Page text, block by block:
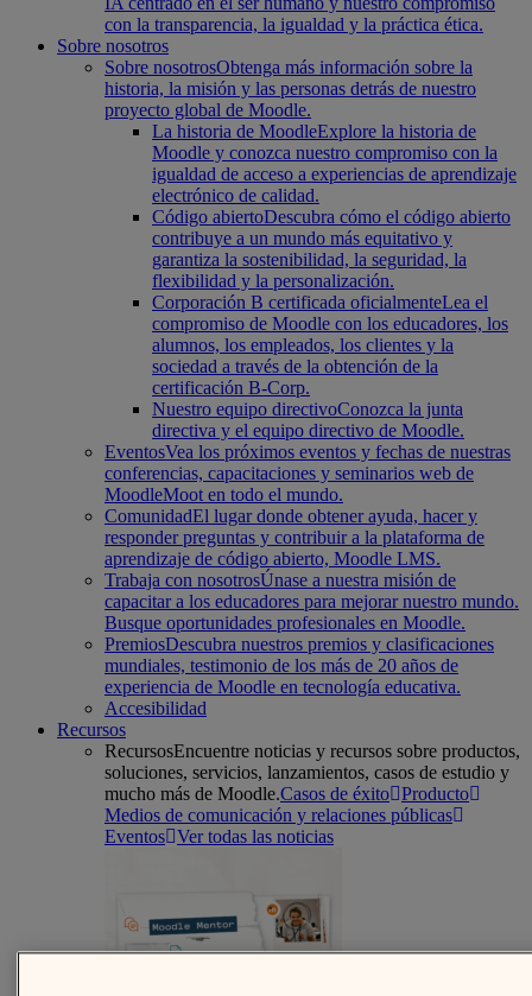
con la transparencia, la igualdad y la práctica ética.
Sobre nosotros
Sobre nosotrosObtenga más información sobre la
historia, la misión y las personas detrás de nuestro
proyecto global de Moodle.
La historia de MoodleExplore la historia de
Moodle y conozca nuestro compromiso con la
igualdad de acceso a experiencias de aprendizaje
electrónico de calidad.
Código abiertoDescubra cómo el código abierto
contribuye a un mundo más equitativo y
garantiza la sostenibilidad, la seguridad, la
flexibilidad y la personalización.
Corporación B certificada oficialmenteLea el
compromiso de Moodle con los educadores, los
alumnos, los empleados, los clientes y la
sociedad a través de la obtención de la
certificación B-Corp.
Nuestro equipo directivoConozca la junta
directiva y el equipo directivo de Moodle.
EventosVea los próximos eventos y fechas de nuestras
conferencias, capacitaciones y seminarios web de
MoodleMoot en todo el mundo.
ComunidadEl lugar donde obtener ayuda, hacer y
responder preguntas y contribuir a la plataforma de
aprendizaje de código abierto, Moodle LMS.
Trabaja con nosotrosÚnase a nuestra misión de
capacitar a los educadores para mejorar nuestro mundo.
Busque oportunidades profesionales en Moodle.
PremiosDescubra nuestros premios y clasificaciones
mundiales, testimonio de los más de 20 años de
experiencia de Moodle en tecnología educativa.
Accesibilidad
Recursos
RecursosEncuentre noticias y recursos sobre productos,
soluciones, servicios, lanzamientos, casos de estudio y
mucho más de Moodle.Casos de éxito Producto
Medios de comunicación y relaciones públicas
Eventos Ver todas las noticias